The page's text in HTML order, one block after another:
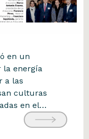
en el
de Buk
en un
la energía
a las
culturas
en el
y el
Este